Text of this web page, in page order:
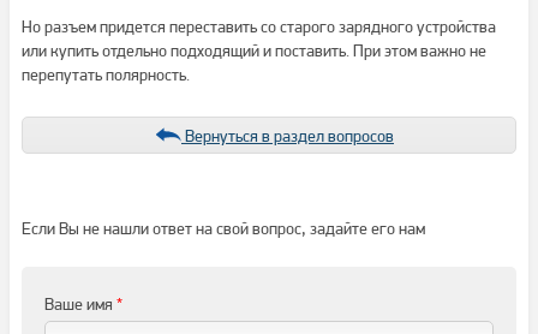
Но разъем придется переставить со старого зарядного устройства
или купить отдельно подходящий и поставить. При этом важно не
перепутать полярность.
Вернуться в раздел вопросов
Если Вы не нашли ответ на свой вопрос, задайте его нам
Ваше имя *